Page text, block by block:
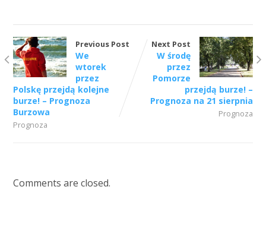
Previous Post
We
wtorek
przez
Polskę przejdą kolejne
burze! – Prognoza
Burzowa
Prognoza
Next Post
W środę
przez
Pomorze
przejdą burze! –
Prognoza na 21 sierpnia
Prognoza
Comments are closed.